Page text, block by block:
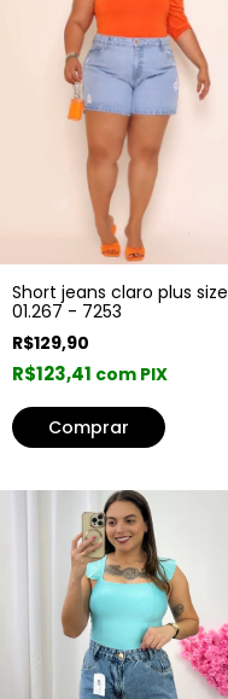
Short jeans claro plus size
01.267 - 7253
R$129,90
R$123,41 com PIX
Comprar